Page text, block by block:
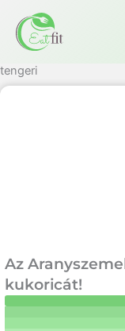
tartalomra
tengeri
Az
kukoricát!